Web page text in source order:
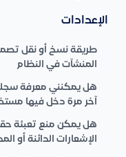
الإعدادات
طريقة نسخ أو نقل
المنشآت في النظام
هل يمكنني معرفة
آخر مرة دخل فيها
هل يمكن منع تعبئة
الإشعارات الدائنة أو